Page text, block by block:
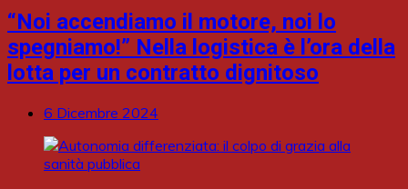
“Noi accendiamo il motore, noi lo
spegniamo!” Nella logistica è l’ora della
lotta per un contratto dignitoso
6 Dicembre 2024